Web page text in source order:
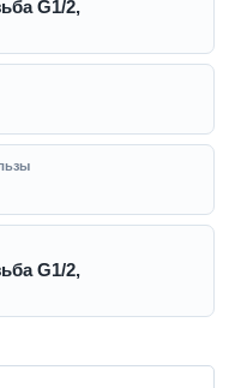
G1/2,
G1/2,